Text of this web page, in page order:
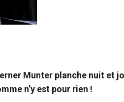
Munter planche nuit et
n’y est pour rien !